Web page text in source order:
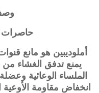
حاصرات
أملوديبين هو مانع
يمنع تدفق الغشاء من
الملساء الوعائية
انخفاض مقاومة الأوعية